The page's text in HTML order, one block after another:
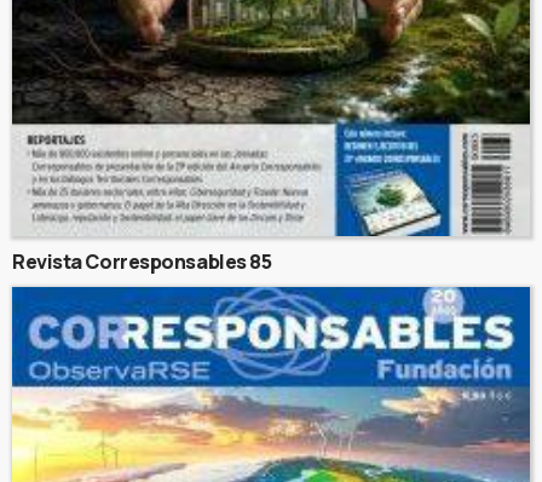
Revista Corresponsables 85